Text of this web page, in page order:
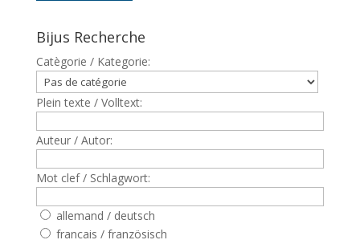
Bijus Recherche
Catègorie / Kategorie:
Plein texte / Volltext:
Auteur / Autor:
Mot clef / Schlagwort:
allemand / deutsch
francais / französisch